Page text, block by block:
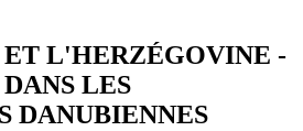
ET L'HERZÉGOVINE -
LES
DANUBIENNES